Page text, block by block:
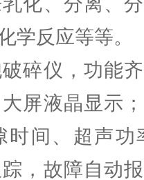
学反应等等。
碎仪，功能
屏液晶显示
时间、超声
，故障自动